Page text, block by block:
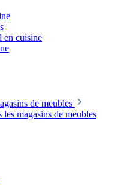
en cuisine
de meubles
les magasins de meubles